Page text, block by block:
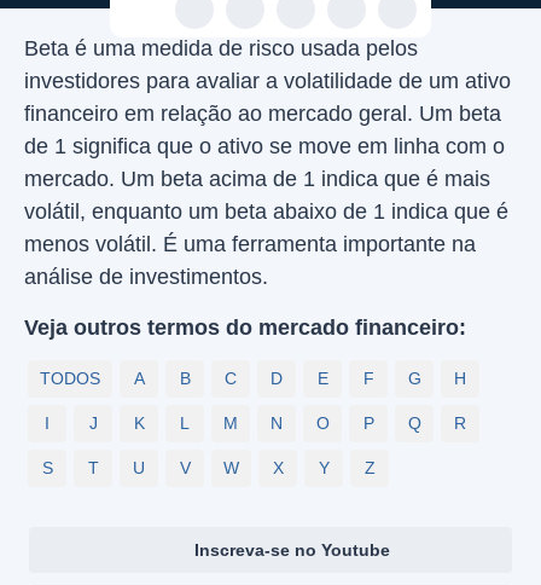
Beta é uma medida de risco usada pelos
investidores para avaliar a volatilidade de um ativo
financeiro em relação ao mercado geral. Um beta
de 1 significa que o ativo se move em linha com o
mercado. Um beta acima de 1 indica que é mais
volátil, enquanto um beta abaixo de 1 indica que é
menos volátil. É uma ferramenta importante na
análise de investimentos.
Veja outros termos do mercado financeiro:
TODOS A B C D E F G H
I J K L M N O P Q R
S T U V W X Y Z
Inscreva-se no Youtube